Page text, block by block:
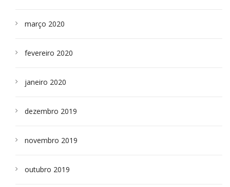
março 2020
fevereiro 2020
janeiro 2020
dezembro 2019
novembro 2019
outubro 2019